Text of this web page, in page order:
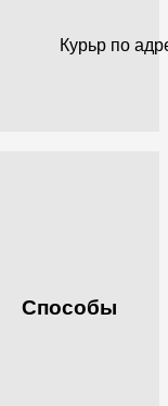
Курьр по
Способы